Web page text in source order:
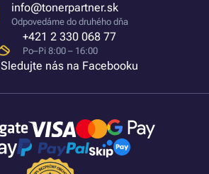
info@tonerpartner.sk
Odpovedáme do druhého dňa
+421 2 330 068 77
Po–Pi 8:00 – 16:00
Sledujte nás na Facebooku